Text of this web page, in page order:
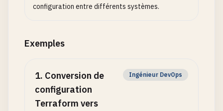
configuration entre différents systèmes.
Exemples
1. Conversion de
configuration
Terraform vers
Ingénieur DevOps